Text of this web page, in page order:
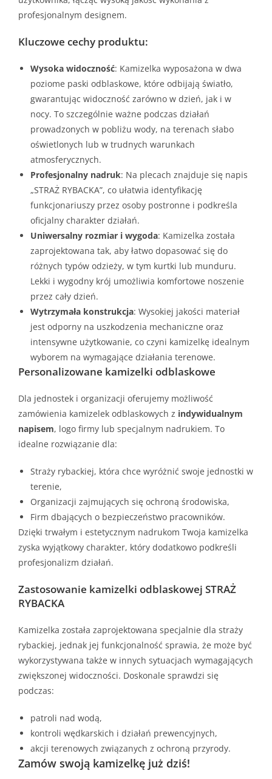
profesjonalnym designem.
Kluczowe cechy produktu:
Wysoka widoczność: Kamizelka wyposażona w dwa
poziome paski odblaskowe, które odbijają światło,
gwarantując widoczność zarówno w dzień, jak i w
nocy. To szczególnie ważne podczas działań
prowadzonych w pobliżu wody, na terenach słabo
oświetlonych lub w trudnych warunkach
atmosferycznych.
Profesjonalny nadruk: Na plecach znajduje się napis
„STRAŻ RYBACKA”, co ułatwia identyfikację
funkcjonariuszy przez osoby postronne i podkreśla
oficjalny charakter działań.
Uniwersalny rozmiar i wygoda: Kamizelka została
zaprojektowana tak, aby łatwo dopasować się do
różnych typów odzieży, w tym kurtki lub munduru.
Lekki i wygodny krój umożliwia komfortowe noszenie
przez cały dzień.
Wytrzymała konstrukcja: Wysokiej jakości materiał
jest odporny na uszkodzenia mechaniczne oraz
intensywne użytkowanie, co czyni kamizelkę idealnym
wyborem na wymagające działania terenowe.
Personalizowane kamizelki odblaskowe
Dla jednostek i organizacji oferujemy możliwość
zamówienia kamizelek odblaskowych z indywidualnym
napisem, logo firmy lub specjalnym nadrukiem. To
idealne rozwiązanie dla:
Straży rybackiej, która chce wyróżnić swoje jednostki w
terenie,
Organizacji zajmujących się ochroną środowiska,
Firm dbających o bezpieczeństwo pracowników.
Dzięki trwałym i estetycznym nadrukom Twoja kamizelka
zyska wyjątkowy charakter, który dodatkowo podkreśli
profesjonalizm działań.
Zastosowanie kamizelki odblaskowej STRAŻ
RYBACKA
Kamizelka została zaprojektowana specjalnie dla straży
rybackiej, jednak jej funkcjonalność sprawia, że może być
wykorzystywana także w innych sytuacjach wymagających
zwiększonej widoczności. Doskonale sprawdzi się
podczas:
patroli nad wodą,
kontroli wędkarskich i działań prewencyjnych,
akcji terenowych związanych z ochroną przyrody.
Zamów swoją kamizelkę już dziś!